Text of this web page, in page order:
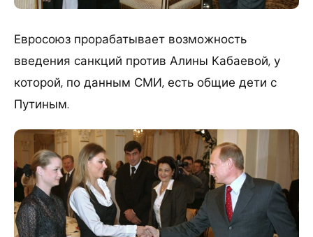
Евросоюз прорабатывает возможность
введения санкций против Алины Кабаевой, у
которой, по данным СМИ, есть общие дети с
Путиным.